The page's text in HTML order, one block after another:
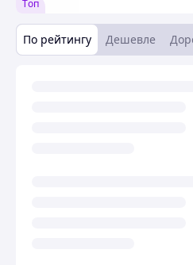
Tоп
По рейтингу Дешевле